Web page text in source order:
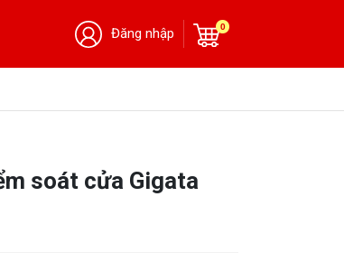
Đăng nhập 0
soát cửa Gigata